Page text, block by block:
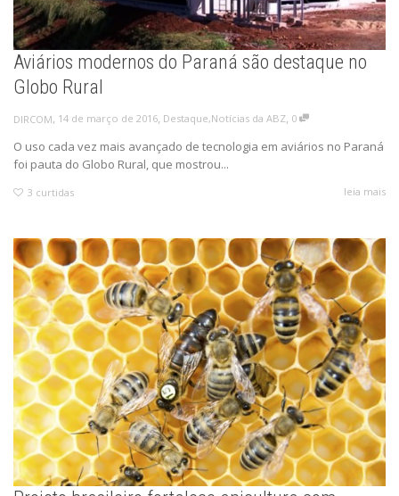
Aviários modernos do Paraná são destaque no
Globo Rural
DIRCOM, 14 de março de 2016, Destaque,Notícias da ABZ, 0
O uso cada vez mais avançado de tecnologia em aviários no Paraná
foi pauta do Globo Rural, que mostrou...
3 curtidas leia mais